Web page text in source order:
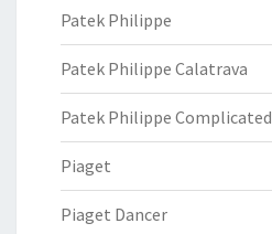
Patek Philippe
Patek Philippe Calatrava
Patek Philippe Complicated
Piaget
Piaget Dancer